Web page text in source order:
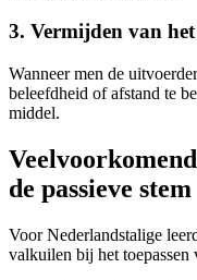
3. Vermijden van
Wanneer men de
beleefdheid of afstand te
middel.
de passieve stem
Voor Nederlandstalige
valkuilen bij het toepassen